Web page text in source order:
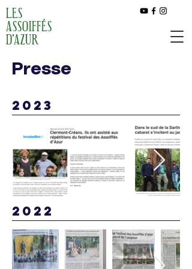
LES
ASSOIFFÉS
D'AZUR
Presse
2023
2022